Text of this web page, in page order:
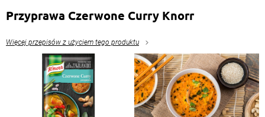
Przyprawa Czerwone Curry Knorr
Więcej przepisów z użyciem tego produktu